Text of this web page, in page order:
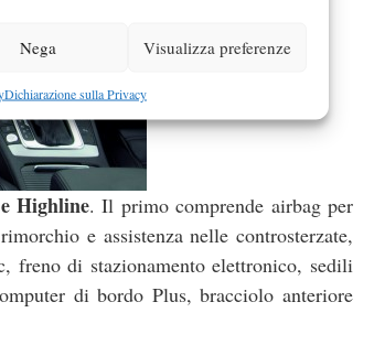
Nega Visualizza preferenze
Dichiarazione sulla Privacy
Highline. Il primo comprende airbag per
e assistenza nelle controsterzate,
freno di stazionamento elettronico, sedili
di bordo Plus, bracciolo anteriore